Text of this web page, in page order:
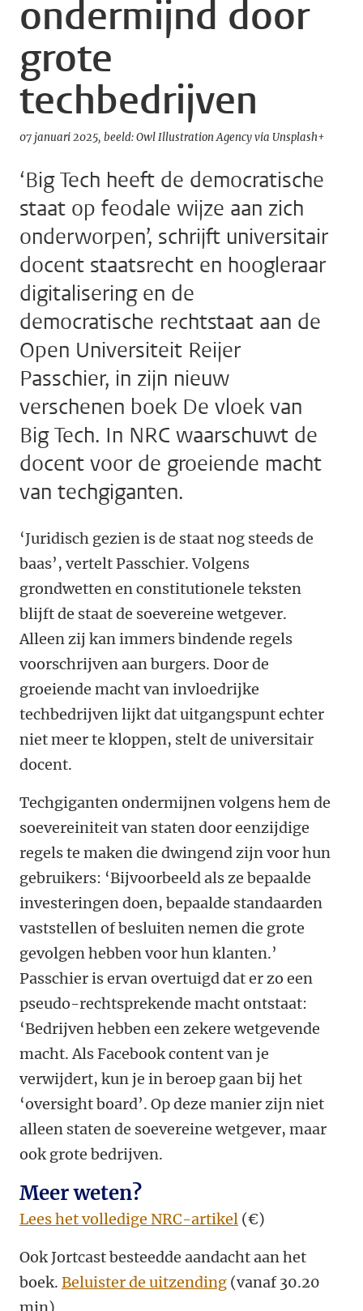
ondermijnd door
grote
techbedrijven
07 januari 2025 beeld: Owl Illustration Agency via Unsplash+
‘Big Tech heeft de democratische
staat op feodale wijze aan zich
onderworpen’, schrijft universitair
docent staatsrecht en hoogleraar
digitalisering en de
democratische rechtstaat aan de
Open Universiteit Reijer
Passchier, in zijn nieuw
verschenen boek De vloek van
Big Tech. In NRC waarschuwt de
docent voor de groeiende macht
van techgiganten.
‘Juridisch gezien is de staat nog steeds de
baas’, vertelt Passchier. Volgens
grondwetten en constitutionele teksten
blijft de staat de soevereine wetgever.
Alleen zij kan immers bindende regels
voorschrijven aan burgers. Door de
groeiende macht van invloedrijke
techbedrijven lijkt dat uitgangspunt echter
niet meer te kloppen, stelt de universitair
docent.
Techgiganten ondermijnen volgens hem de
soevereiniteit van staten door eenzijdige
regels te maken die dwingend zijn voor hun
gebruikers: ‘Bijvoorbeeld als ze bepaalde
investeringen doen, bepaalde standaarden
vaststellen of besluiten nemen die grote
gevolgen hebben voor hun klanten.’
Passchier is ervan overtuigd dat er zo een
pseudo-rechtsprekende macht ontstaat:
‘Bedrijven hebben een zekere wetgevende
macht. Als Facebook content van je
verwijdert, kun je in beroep gaan bij het
‘oversight board’. Op deze manier zijn niet
alleen staten de soevereine wetgever, maar
ook grote bedrijven.
Meer weten?
Lees het volledige NRC-artikel (€)
Ook Jortcast besteedde aandacht aan het
boek. Beluister de uitzending (vanaf 30.20